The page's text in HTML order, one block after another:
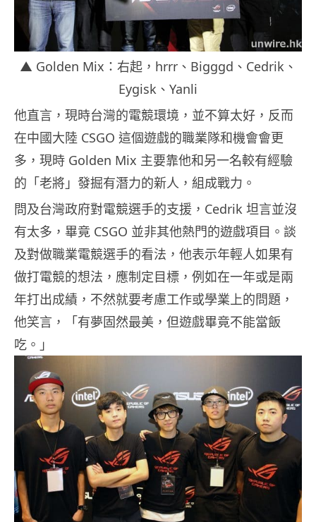
▲ Golden Mix：右起，hrrr、Bigggd、Cedrik、
Eygisk、Yanli
他直言，現時台灣的電競環境，並不算太好，反而
在中國大陸 CSGO 這個遊戲的職業隊和機會會更
多，現時 Golden Mix 主要靠他和另一名較有經驗
的「老將」發掘有潛力的新人，組成戰力。
問及台灣政府對電競選手的支援，Cedrik 坦言並沒
有太多，畢竟 CSGO 並非其他熱門的遊戲項目。談
及對做職業電競選手的看法，他表示年輕人如果有
做打電競的想法，應制定目標，例如在一年或是兩
年打出成績，不然就要考慮工作或學業上的問題，
他笑言，「有夢固然最美，但遊戲畢竟不能當飯
吃。」